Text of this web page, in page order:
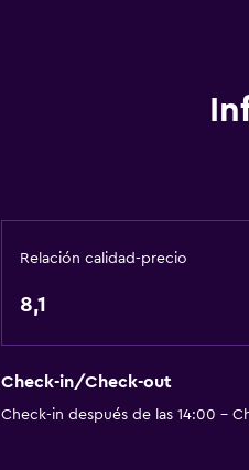
Relación calidad-precio
8,1
Check-in/Check-out
Check-in después de las 14:00 -